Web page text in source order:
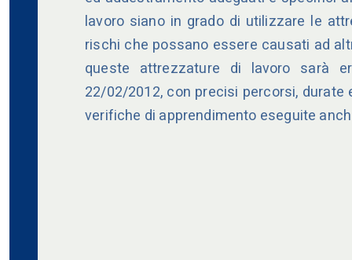
lavoro siano in grado di utilizzare le
rischi che possano essere causati ad
queste attrezzature di lavoro sarà
22/02/2012, con precisi percorsi,
verifiche di apprendimento eseguite